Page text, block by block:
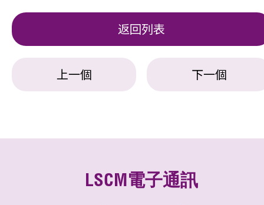
返回列表
上一個 下一個
LSCM電子通訊